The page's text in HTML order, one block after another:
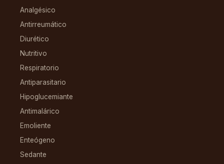
Analgésico
Antirreumático
Diurético
Nutritivo
Respiratorio
Antiparasitario
Hipoglucemiante
Antimalárico
Emoliente
Enteógeno
Sedante